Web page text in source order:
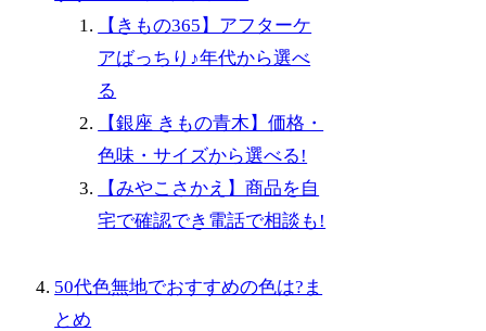
【きもの365】アフターケ
アばっちり♪年代から選べ
る
【銀座 きもの青木】価格・
色味・サイズから選べる!
【みやこさかえ】商品を自
宅で確認でき電話で相談も!
50代色無地でおすすめの色は?ま
とめ